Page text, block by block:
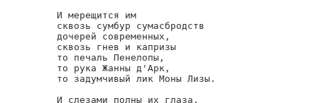
И мерещится им
сквозь сумбур сумасбродств
дочерей современных,
сквозь гнев и капризы
то печаль Пенелопы,
то рука Жанны д'Арк,
то задумчивый лик Моны Лизы.
И слезами полны их глаза,